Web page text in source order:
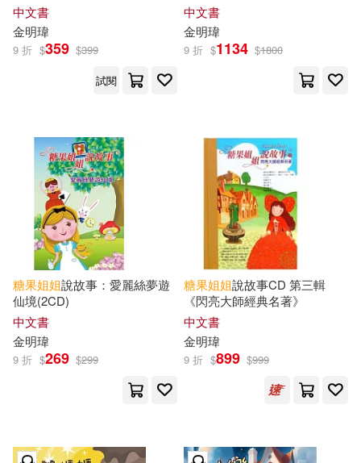
配送方式 (可複選)
可海外宅配(19)
可港澳店取(18)
可新加坡店取(18)
可菲律賓店取(18)
其他
中文書
金明瑋
9 折 $359 $399
試閱
中文書
金明瑋
9 折 $1134 $1800
糖果姐姐說故事：愛麗絲夢遊
仙境(2CD)
中文書
金明瑋
9 折 $269 $299
糖果姐姐說故事CD 第三輯
《閃亮大師經典名著》
中文書
金明瑋
9 折 $899 $999